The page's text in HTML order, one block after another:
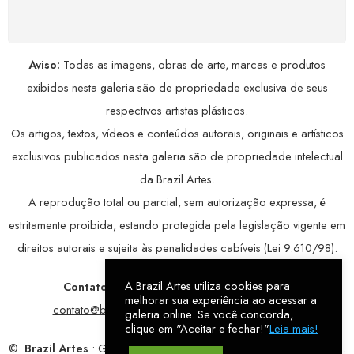
Aviso: Todas as imagens, obras de arte, marcas e produtos
exibidos nesta galeria são de propriedade exclusiva de seus
respectivos artistas plásticos.
Os artigos, textos, vídeos e conteúdos autorais, originais e artísticos
exclusivos publicados nesta galeria são de propriedade intelectual
da Brazil Artes.
A reprodução total ou parcial, sem autorização expressa, é
estritamente proibida, estando protegida pela legislação vigente em
direitos autorais e sujeita às penalidades cabíveis (Lei 9.610/98).
Contatos: WhatsApp:79 9998-1221/ E-mail:
contato@brazilartes.com/ Instagram:@brazilartes
© Brazil Artes • Galeria Online.9 anosde história (2017 – 2026).
A Brazil Artes utiliza cookies para
melhorar sua experiência ao acessar a
galeria online. Se você concorda,
clique em "Aceitar e fechar!"Leia mais!